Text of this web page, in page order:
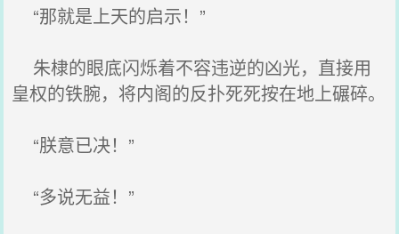
“那就是上天的启示！”
朱棣的眼底闪烁着不容违逆的凶光，直接用
皇权的铁腕，将内阁的反扑死死按在地上碾碎。
“朕意已决！”
“多说无益！”